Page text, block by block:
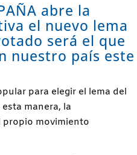
abre la
el nuevo lema
será el que
nuestro país este
para elegir el lema del
manera, la
propio movimiento